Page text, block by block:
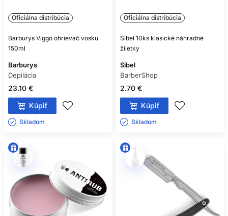
Oficiálna distribúcia
Barburys Viggo ohrievač vosku
150ml
Barburys
Depilácia
23.10 €
Kúpiť
Skladom ㅤ
Oficiálna distribúcia
Sibel 10ks klasické náhradné
žiletky
Sibel
BarberShop
2.70 €
Kúpiť
Skladom ㅤ